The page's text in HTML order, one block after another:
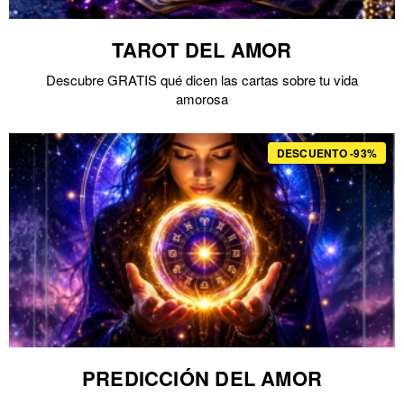
TAROT DEL AMOR
Descubre GRATIS qué dicen las cartas sobre tu vida
amorosa
DESCUENTO -93%
PREDICCIÓN DEL AMOR